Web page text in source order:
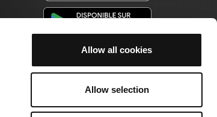
Allow all cookies
Allow selection